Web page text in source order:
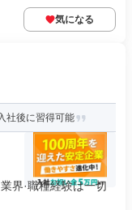
気になる
社後に習得可能
界·職種経験は一切